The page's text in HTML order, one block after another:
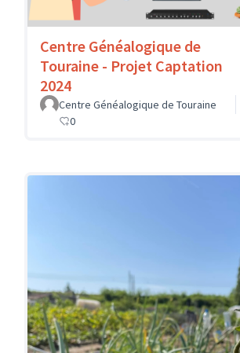
Centre Généalogique de
Touraine - Projet Captation
2024
Centre Généalogique de Touraine
0